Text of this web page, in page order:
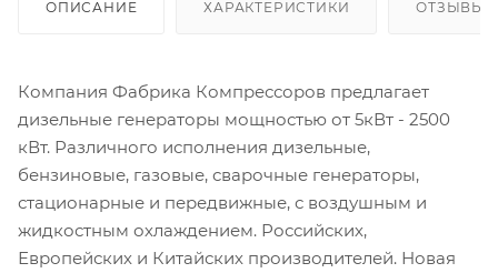
ОПИСАНИЕ ХАРАКТЕРИСТИКИ ОТЗЫВЫ
Компания Фабрика Компрессоров предлагает
дизельные генераторы мощностью от 5кВт - 2500
кВт. Различного исполнения дизельные,
бензиновые, газовые, сварочные генераторы,
стационарные и передвижные, с воздушным и
жидкостным охлаждением. Российских,
Европейских и Китайских производителей. Новая